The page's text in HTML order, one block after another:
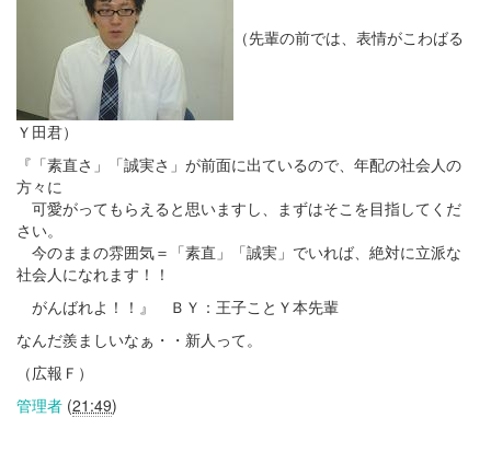
（先輩の前では、表情がこわばる
Ｙ田君）
『「素直さ」「誠実さ」が前面に出ているので、年配の社会人の
方々に
可愛がってもらえると思いますし、まずはそこを目指してくだ
さい。
今のままの雰囲気＝「素直」「誠実」でいれば、絶対に立派な
社会人になれます！！
がんばれよ！！』 ＢＹ：王子ことＹ本先輩
なんだ羨ましいなぁ・・新人って。
（広報Ｆ）
管理者 (21:49)